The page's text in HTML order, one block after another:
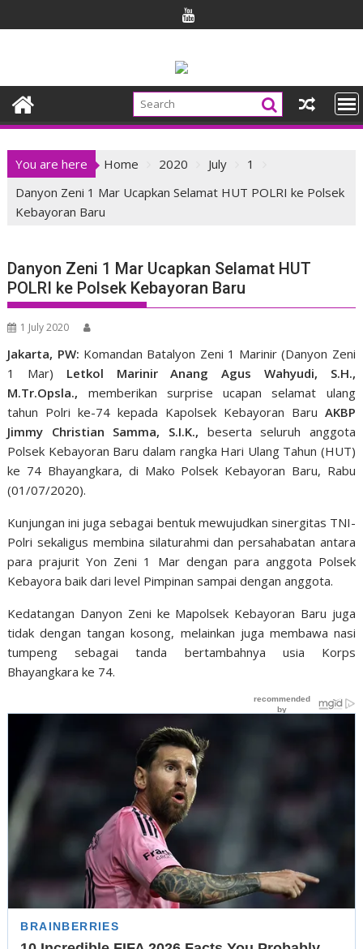
to
You are here Home 2020 July
1
Danyon Zeni 1 Mar Ucapkan Selamat HUT POLRI ke Polsek
Kebayoran Baru
Danyon Zeni 1 Mar Ucapkan Selamat HUT
POLRI ke Polsek Kebayoran Baru
1 July 2020
Jakarta, PW: Komandan Batalyon Zeni 1 Marinir (Danyon Zeni
1 Mar) Letkol Marinir Anang Agus Wahyudi, S.H.,
M.Tr.Opsla., memberikan surprise ucapan selamat ulang
tahun Polri ke-74 kepada Kapolsek Kebayoran Baru AKBP
Jimmy Christian Samma, S.I.K., beserta seluruh anggota
Polsek Kebayoran Baru dalam rangka Hari Ulang Tahun (HUT)
ke 74 Bhayangkara, di Mako Polsek Kebayoran Baru, Rabu
(01/07/2020).
Kunjungan ini juga sebagai bentuk mewujudkan sinergitas TNI-
Polri sekaligus membina silaturahmi dan persahabatan antara
para prajurit Yon Zeni 1 Mar dengan para anggota Polsek
Kebayora baik dari level Pimpinan sampai dengan anggota.
Kedatangan Danyon Zeni ke Mapolsek Kebayoran Baru juga
tidak dengan tangan kosong, melainkan juga membawa nasi
tumpeng sebagai tanda bertambahnya usia Korps
Bhayangkara ke 74.